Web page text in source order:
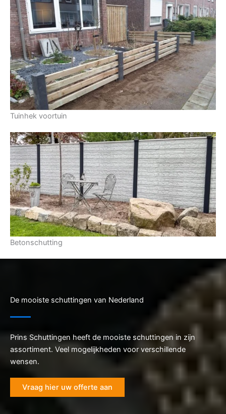
Tuinhek voortuin
Betonschutting
De mooiste schuttingen van Nederland
Prins Schuttingen heeft de mooiste schuttingen in zijn
assortiment. Veel mogelijkheden voor verschillende
wensen.
Vraag hier uw offerte aan